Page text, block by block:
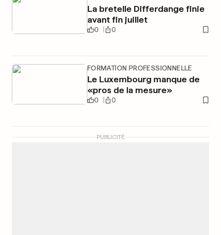
La bretelle Differdange finie
avant fin juillet
0 0
FORMATION PROFESSIONNELLE
Le Luxembourg manque de
«pros de la mesure»
0 0
PUBLICITÉ